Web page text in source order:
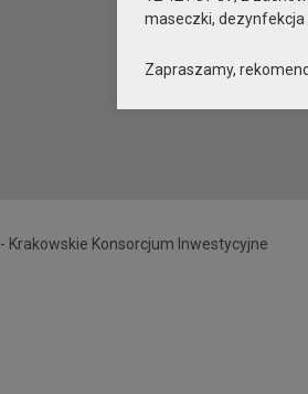
- Krakowskie Konsorcjum Inwestycyjne
maseczki, dezynfekcja
Zapraszamy,